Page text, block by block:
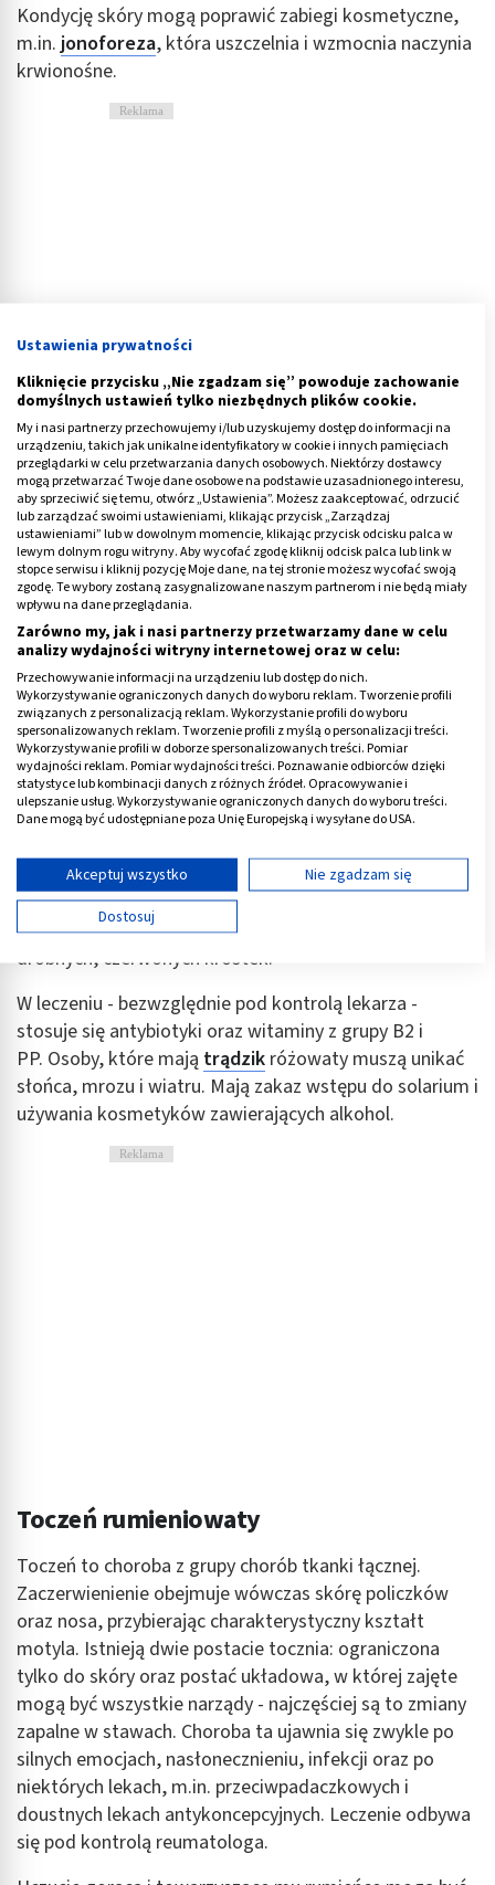
Kondycję skóry mogą poprawić zabiegi kosmetyczne,
m.in. jonoforeza, która uszczelnia i wzmocnia naczynia
krwionośne.
Reklama
Rumieńce na twarzy - objawy
popularnych chorób
Rumieńce, które pojawiają się przy niewielkich nawet
wysiłkach lub po alkoholu, mogą być także objawem
nadciśnienia tętniczego
są regularne pomiary ciśnienia. Gdy jego wartości
przekraczają 140/90 mmHg, należy zgłosić się do
lekarza. Nieleczone nadciśnienie grozi nam nie tylko
kłopotliwymi rumieńcami, ale w przyszłości także
udarem albozawałem serca.
Rumieńce, które pojawiają się nagle u kobiet po 35 roku
życia, mogą być objawemtrądziku różowatego
przejściowym kłopotem z cerą. Z czasem pojawiają się
coraz częściej, bez żadnej uchwytnej przyczyny,
dochodzi do łuszczenia się naskórka i tworzenia
drobnych, czerwonych krostek.
W leczeniu - bezwzględnie pod kontrolą lekarza -
stosuje się antybiotyki oraz witaminy z grupy B2 i
PP. Osoby, które mają trądzik różowaty muszą unikać
słońca, mrozu i wiatru. Mają zakaz wstępu do solarium i
używania kosmetyków zawierających alkohol.
Reklama
Toczeń rumieniowaty
Toczeń to choroba z grupy chorób tkanki łącznej.
Zaczerwienienie obejmuje wówczas skórę policzków
oraz nosa, przybierając charakterystyczny kształt
motyla. Istnieją dwie postacie tocznia: ograniczona
tylko do skóry oraz postać układowa, w której zajęte
mogą być wszystkie narządy - najczęściej są to zmiany
zapalne w stawach. Choroba ta ujawnia się zwykle po
silnych emocjach, nasłonecznieniu, infekcji oraz po
niektórych lekach, m.in. przeciwpadaczkowych i
doustnych lekach antykoncepcyjnych. Leczenie odbywa
się pod kontrolą reumatologa.
Ustawienia prywatności
Kliknięcie przycisku „Nie zgadzam się” powoduje zachowanie
domyślnych ustawień tylko niezbędnych plików cookie.
My i nasi partnerzy przechowujemy i/lub uzyskujemy dostęp do informacji na
urządzeniu, takich jak unikalne identyfikatory w cookie i innych pamięciach
przeglądarki w celu przetwarzania danych osobowych. Niektórzy dostawcy
mogą przetwarzać Twoje dane osobowe na podstawie uzasadnionego interesu,
aby sprzeciwić się temu, otwórz „Ustawienia”. Możesz zaakceptować, odrzucić
lub zarządzać swoimi ustawieniami, klikając przycisk „Zarządzaj
ustawieniami” lub w dowolnym momencie, klikając przycisk odcisku palca w
lewym dolnym rogu witryny. Aby wycofać zgodę kliknij odcisk palca lub link w
stopce serwisu i kliknij pozycję Moje dane, na tej stronie możesz wycofać swoją
zgodę. Te wybory zostaną zasygnalizowane naszym partnerom i nie będą miały
wpływu na dane przeglądania.
Zarówno my, jak i nasi partnerzy przetwarzamy dane w celu
analizy wydajności witryny internetowej oraz w celu:
Przechowywanie informacji na urządzeniu lub dostęp do nich.
Wykorzystywanie ograniczonych danych do wyboru reklam. Tworzenie profili
związanych z personalizacją reklam. Wykorzystanie profili do wyboru
spersonalizowanych reklam. Tworzenie profili z myślą o personalizacji treści.
Wykorzystywanie profili w doborze spersonalizowanych treści. Pomiar
wydajności reklam. Pomiar wydajności treści. Poznawanie odbiorców dzięki
statystyce lub kombinacji danych z różnych źródeł. Opracowywanie i
ulepszanie usług. Wykorzystywanie ograniczonych danych do wyboru treści.
Dane mogą być udostępniane poza Unię Europejską i wysyłane do USA.
Wyświetl listę partnerów (11 dostawców IAB)
Używamy Twoich danych w następujących celach:
Cele przetwarzania IAB:
Przechowywanie informacji na urządzeniu lub
Wykorzystywanie ograniczonych danych do
wyboru reklam
Tworzenie profili w celu spersonalizowanych
reklam
Wykorzystanie profili do wyboru
Wykorzystywanie ograniczonych danych do
Funkcje specjalne IAB:
Użycie dokładnych danych geolokalizacyjnych
Identyfikowanie urządzeń na podstawie
aktywnie żądanych informacji
Cele przetwarzania inne niż IAB:
Niezbędne
Wydajność (Performance)
Reklama / śledzenie
Akceptuj wszystko
Nie zgadzam się
Dostosuj